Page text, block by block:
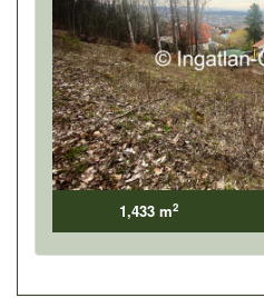
1,433 m2